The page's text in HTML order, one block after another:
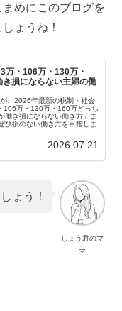
めにこのブログを
ょうね！
万・106万・130万・
損にならない主婦の働
、2026年最新の税制・社会
106万・130万・160万どっち
働き損にならない働き方」ま
ひ損のない働き方を目指しま
2026.07.21
しょう君のマ
マ
ょう！